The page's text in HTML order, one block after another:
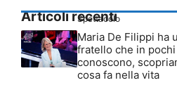
Articoli recenti
Spettacolo
Maria De Filippi ha
fratello che in pochi
conoscono,
cosa fa nella vita